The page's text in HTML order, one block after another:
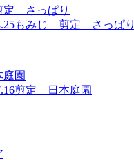
もみじ 剪定 さっぱり
剪定 日本庭園